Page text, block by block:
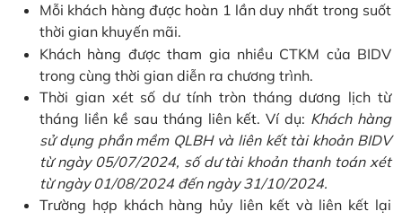
Mỗi khách hàng được hoàn 1 lần duy nhất trong suốt
thời gian khuyến mãi.
Khách hàng được tham gia nhiều CTKM của BIDV
trong cùng thời gian diễn ra chương trình.
Thời gian xét số dư tính tròn tháng dương lịch từ
tháng liền kề sau tháng liên kết. Ví dụ: Khách hàng
sử dụng phần mềm QLBH và liên kết tài khoản BIDV
từ ngày 05/07/2024, số dư tài khoản thanh toán xét
từ ngày 01/08/2024 đến ngày 31/10/2024.
Trường hợp khách hàng hủy liên kết và liên kết lại